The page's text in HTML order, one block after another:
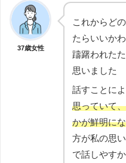
37歳女性
これからど
たらいいか
躊躇われた
思いました
話すことによ
思っていて
かが鮮明に
方が私の思
で話しやす